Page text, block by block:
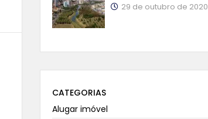
29 de outubro de 2020
CATEGORIAS
Alugar imóvel